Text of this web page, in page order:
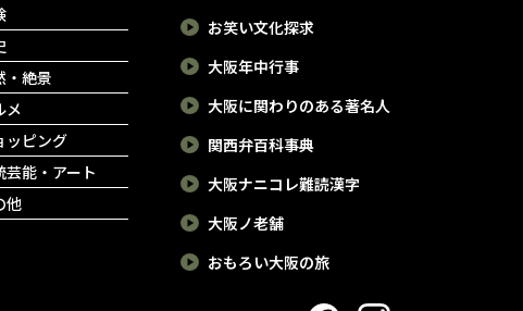
・絶景
メ
ッピング
芸能・アート
他
お笑い文化探求
大阪年中行事
大阪に関わりのある著名人
関西弁百科事典
大阪ナニコレ難読漢字
大阪ノ老舗
おもろい大阪の旅